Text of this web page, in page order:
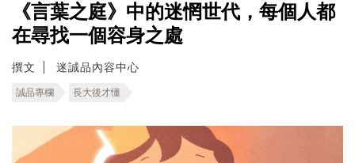
《言葉之庭》中的迷惘世代，每個人都
在尋找一個容身之處
撰文 迷誠品內容中心
誠品專欄 長大後才懂